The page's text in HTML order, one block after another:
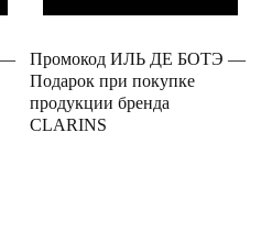
—
Промокод ИЛЬ ДЕ БОТЭ —
Подарок при покупке
продукции бренда
CLARINS